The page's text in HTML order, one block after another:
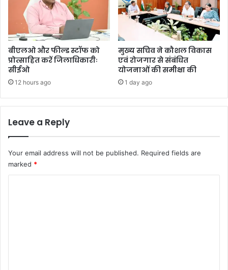
बीएलओ और फील्ड स्टॉफ को
प्रोत्साहित करें जिलाधिकारीः
सीईओ
12 hours ago
मुख्य सचिव ने कौशल विकास
एवं रोजगार से संबंधित
योजनाओं की समीक्षा की
1 day ago
Leave a Reply
Your email address will not be published. Required fields are
marked *